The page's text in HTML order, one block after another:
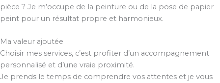
pièce ? Je m’occupe de la peinture ou de la pose de papier
peint pour un résultat propre et harmonieux.
Ma valeur ajoutée
Choisir mes services, c’est profiter d’un accompagnement
personnalisé et d’une vraie proximité.
Je prends le temps de comprendre vos attentes et je vous